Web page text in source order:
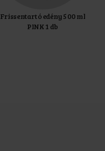
Frissentartó edény 500 ml
PINK 1 db